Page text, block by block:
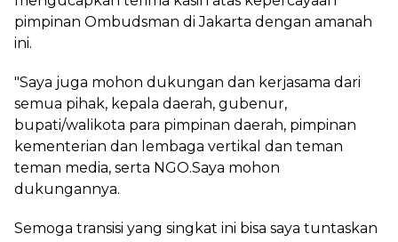
pimpinan Ombudsman di Jakarta dengan amanah
ini.
"Saya juga mohon dukungan dan kerjasama dari
semua pihak, kepala daerah, gubenur,
bupati/walikota para pimpinan daerah, pimpinan
kementerian dan lembaga vertikal dan teman
teman media, serta NGO.Saya mohon
dukungannya.
Semoga transisi yang singkat ini bisa saya tuntaskan